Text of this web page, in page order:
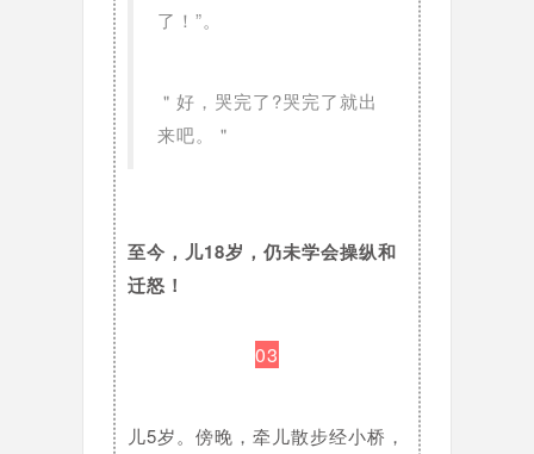
了！”。
＂好，哭完了?哭完了就出
来吧。＂
至今，儿18岁，仍未学会操纵和
迁怒！
03
儿5岁。傍晚，牵儿散步经小桥，